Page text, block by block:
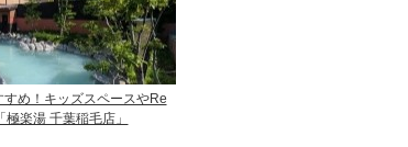
め！キッズスペースやRe
楽湯 千葉稲毛店」